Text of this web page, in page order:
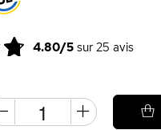
4.80/5sur 25 avis